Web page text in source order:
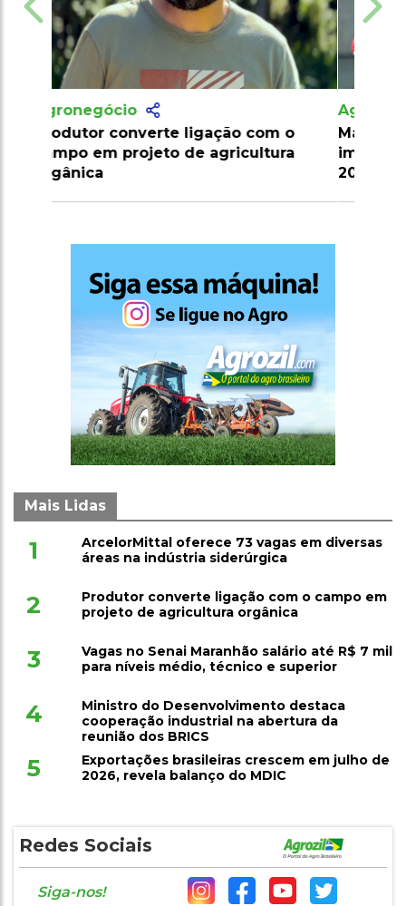
Agronegócio
Marrocos suspende tarifas de
importação de carnes e ovinos até
2026
Mais Lidas
1
ArcelorMittal oferece 73 vagas em diversas
áreas na indústria siderúrgica
2
Produtor converte ligação com o campo em
projeto de agricultura orgânica
3
Vagas no Senai Maranhão salário até R$ 7 mil
para níveis médio, técnico e superior
4
Ministro do Desenvolvimento destaca
cooperação industrial na abertura da
reunião dos BRICS
5
Exportações brasileiras crescem em julho de
2026, revela balanço do MDIC
Redes Sociais
Siga-nos!